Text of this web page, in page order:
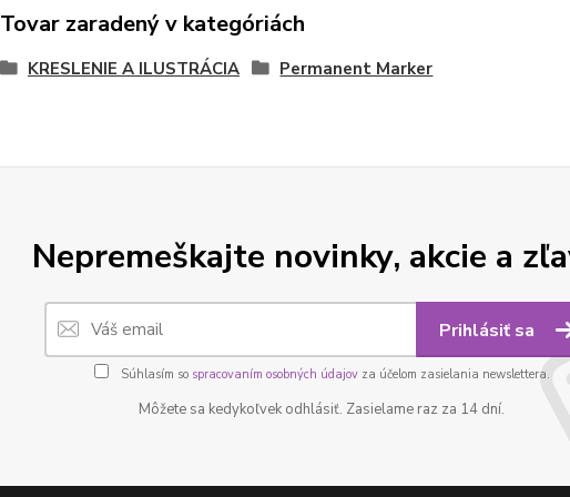
Tovar zaradený v kategóriách
KRESLENIE A ILUSTRÁCIA Permanent Marker
Nepremeškajte novinky, akcie a
Prihlásiť sa
Súhlasím so spracovaním osobných údajovza účelom zasielania newslettera.
Môžete sa kedykoľvek odhlásiť. Zasielame raz za 14 dní.